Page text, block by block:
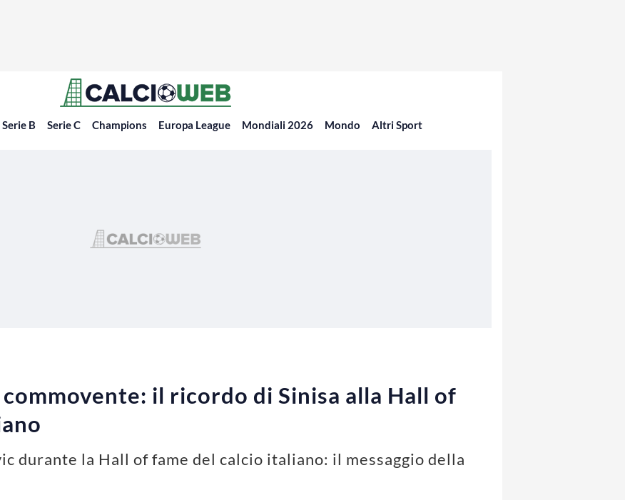
Serie B Serie C Champions Europa League Mondiali 2026 Mondo Altri Sport
il ricordo di Sinisa alla Hall of
durante la Hall of fame del calcio italiano: il messaggio della